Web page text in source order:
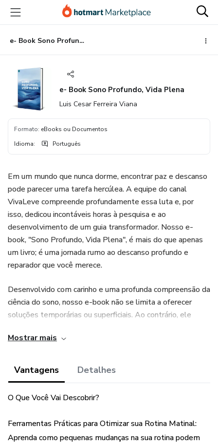
para
conteúdo
principal
para
pagamento
para
rodapé
e- Book Sono Profundo, Vida Plena
e- Book Sono Profundo, Vida Plena
Luis Cesar Ferreira Viana
Formato: eBooks ou Documentos
Idioma: Português
Em um mundo que nunca dorme, encontrar paz e descanso
pode parecer uma tarefa hercúlea. A equipe do canal
VivaLeve compreende profundamente essa luta e, por
isso, dedicou incontáveis horas à pesquisa e ao
desenvolvimento de um guia transformador. Nosso e-
book, "Sono Profundo, Vida Plena", é mais do que apenas
um livro; é uma jornada rumo ao descanso profundo e
reparador que você merece.
Desenvolvido com carinho e uma profunda compreensão da
ciência do sono, nosso e-book não se limita a oferecer
soluções temporárias ou superficiais. Ao contrário, ele
uma abordagem holística e baseada em evidências para
Mostrar mais
Vantagens Detalhes
O Que Você Vai Descobrir?
Ferramentas Práticas para Otimizar sua Rotina Matinal:
Aprenda como pequenas mudanças na sua rotina podem